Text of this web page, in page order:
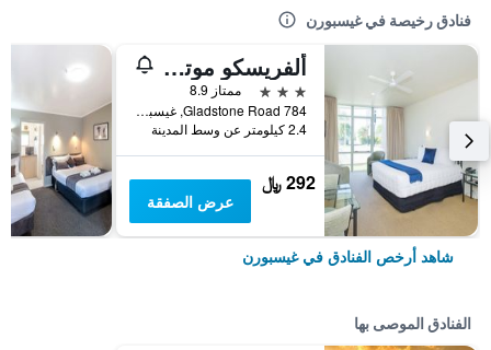
فنادق رخيصة في غيسبورن
ألفريسكو موتور لودج
3 نجوم
ممتاز 8.9
784 Gladstone Road, غيسبورن, نيوزيلندا
2.4 كيلومتر عن وسط المدينة
292 ﷼
عرض الصفقة
شاهد أرخص الفنادق في غيسبورن
الفنادق الموصى بها